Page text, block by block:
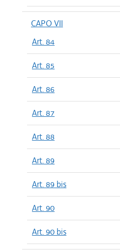
CAPO VII
Art. 84
Art. 85
Art. 86
Art. 87
Art. 88
Art. 89
Art. 89 bis
Art. 90
Art. 90 bis